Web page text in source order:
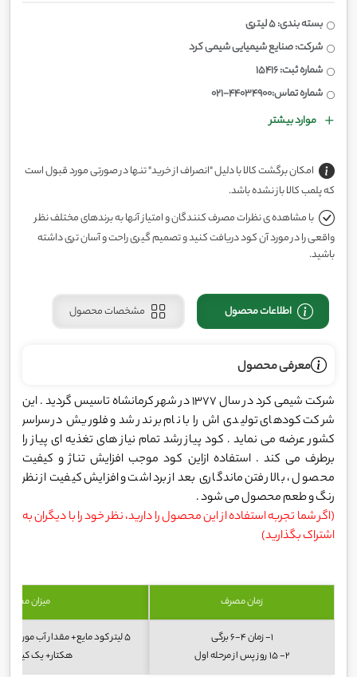
بسته بندی: 5 لیتری
شرکت: صنایع شیمیایی شیمی کرد
شماره ثبت: 15416
شماره تماس:44034900-021
موارد بیشتر
امکان برگشت کالا با دلیل "انصراف از خرید" تنها در صورتی مورد قبول است
که پلمب کالا باز نشده باشد.
با مشاهده ی نظرات مصرف کنندگان و امتیاز آنها به برندهای مختلف نظر
واقعی را در مورد آن کود دریافت کنید و تصمیم گیری راحت و آسان تری داشته
باشید.
اطلاعات محصول مشخصات محصول
معرفی محصول
شرکت شیمی کرد در سال 1377 در شهر کرمانشاه تاسیس گردید . این
شرکت کودهای تولیدی اش را با نام برند رشد و فلوریش در سراسر
کشور عرضه می نماید . کود پیاز رشد تمام نیاز های تغذیه ای پیاز را
برطرف می کند . استفاده ازاین کود موجب افزایش تناژ و کیفیت
محصول ، بالا رفتن ماندگاری بعد از برداشت و افزایش کیفیت از نظر
رنگ و طعم محصول می شود .
(اگر شما تجربه استفاده از این محصول را دارید، نظر خود را با دیگران به
اشتراک بگذارید)
زمان مصرف میزان مصرف
1- زمان 4-6 برگی
2- 15 روز پس از مرحله اول
5 لیتر کود مایع+ مقدار آب مورد
هکتار+ یک کیلو